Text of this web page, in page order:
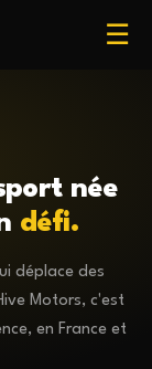
☰
née
défi.
déplace des
Motors, c'est
en France et